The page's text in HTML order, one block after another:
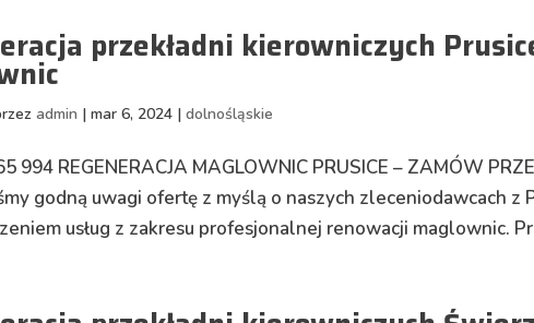
przekładni kierowniczych
admin |mar 6, 2024 |dolnośląskie
994 REGENERACJA MAGLOWNIC PRUSICE – ZAMÓW
godną uwagi ofertę z myślą o naszych zleceniodawcach z
usług z zakresu profesjonalnej renowacji maglownic.